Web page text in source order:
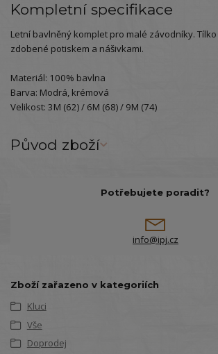
Kompletní specifikace
Letní bavlněný komplet pro malé závodníky.
zdobené potiskem a nášivkami.
Materiál: 100% bavlna
Barva: Modrá, krémová
Velikost: 3M (62) / 6M (68) / 9M (74)
Původ zboží
Potřebujete poradit?
info@ipj.cz
Zboží zařazeno v kategoriích
Kluci
Vše
Doprodej